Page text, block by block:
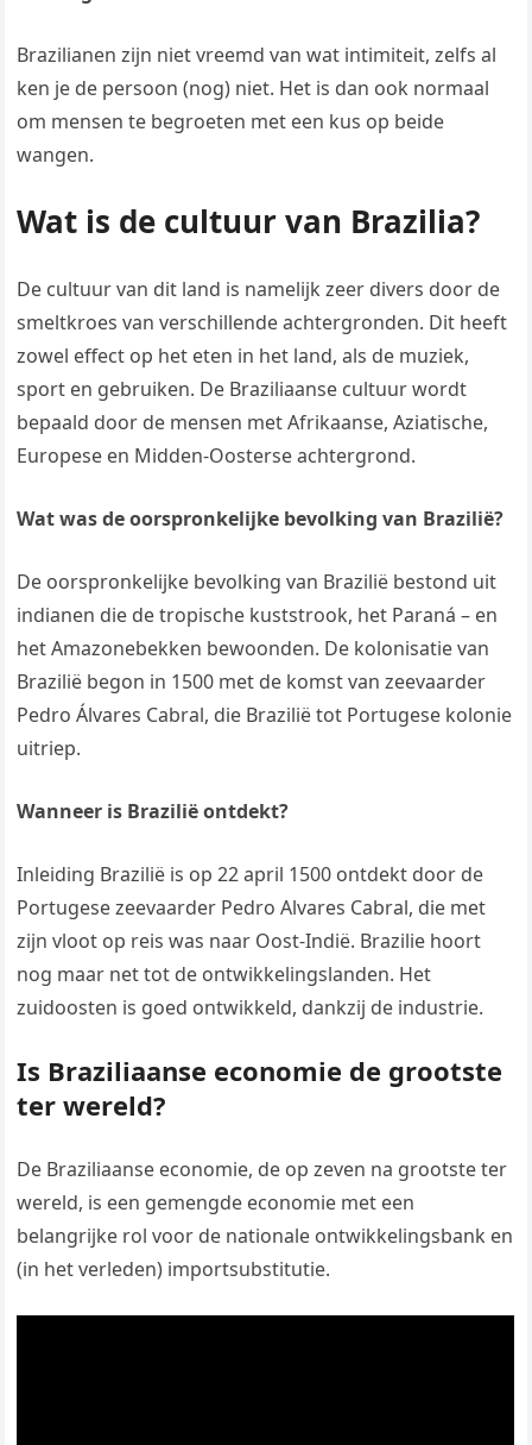
Brazilianen zijn niet vreemd van wat intimiteit, zelfs al
ken je de persoon (nog) niet. Het is dan ook normaal
om mensen te begroeten met een kus op beide
wangen.
Wat is de cultuur van Brazilia?
De cultuur van dit land is namelijk zeer divers door de
smeltkroes van verschillende achtergronden. Dit heeft
zowel effect op het eten in het land, als de muziek,
sport en gebruiken. De Braziliaanse cultuur wordt
bepaald door de mensen met Afrikaanse, Aziatische,
Europese en Midden-Oosterse achtergrond.
Wat was de oorspronkelijke bevolking van Brazilië?
De oorspronkelijke bevolking van Brazilië bestond uit
indianen die de tropische kuststrook, het Paraná – en
het Amazonebekken bewoonden. De kolonisatie van
Brazilië begon in 1500 met de komst van zeevaarder
Pedro Álvares Cabral, die Brazilië tot Portugese kolonie
uitriep.
Wanneer is Brazilië ontdekt?
Inleiding Brazilië is op 22 april 1500 ontdekt door de
Portugese zeevaarder Pedro Alvares Cabral, die met
zijn vloot op reis was naar Oost-Indië. Brazilie hoort
nog maar net tot de ontwikkelingslanden. Het
zuidoosten is goed ontwikkeld, dankzij de industrie.
Is Braziliaanse economie de grootste
ter wereld?
De Braziliaanse economie, de op zeven na grootste ter
wereld, is een gemengde economie met een
belangrijke rol voor de nationale ontwikkelingsbank en
(in het verleden) importsubstitutie.